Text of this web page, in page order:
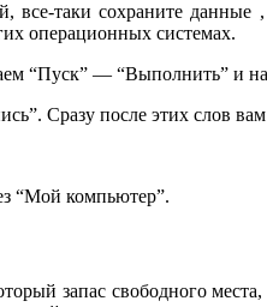
все-таки сохраните
операционных системах.
“Пуск” — “Выполнить” и
Сразу после этих слов
“Мой компьютер”.
запас свободного